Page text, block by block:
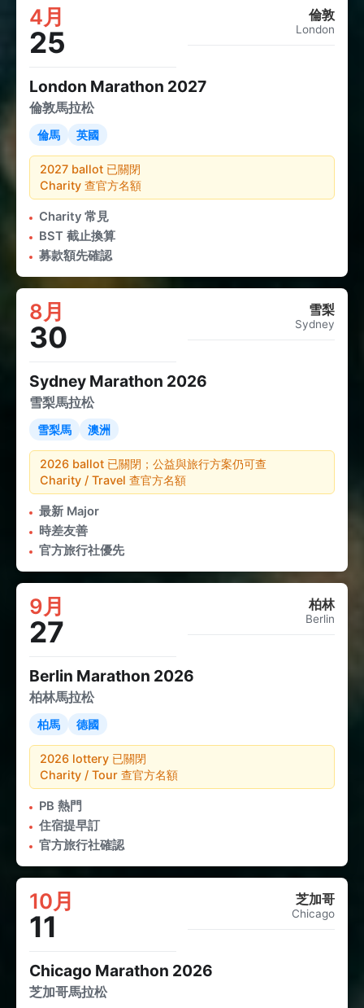
4月
25
倫敦
London
London Marathon 2027
倫敦馬拉松
倫馬 英國
2027 ballot 已關閉
Charity 查官方名額
Charity 常見
BST 截止換算
募款額先確認
8月
30
雪梨
Sydney
Sydney Marathon 2026
雪梨馬拉松
雪梨馬 澳洲
2026 ballot 已關閉；公益與旅行方案仍可查
Charity / Travel 查官方名額
最新 Major
時差友善
官方旅行社優先
9月
27
柏林
Berlin
Berlin Marathon 2026
柏林馬拉松
柏馬 德國
2026 lottery 已關閉
Charity / Tour 查官方名額
PB 熱門
住宿提早訂
官方旅行社確認
10月
11
芝加哥
Chicago
Chicago Marathon 2026
芝加哥馬拉松